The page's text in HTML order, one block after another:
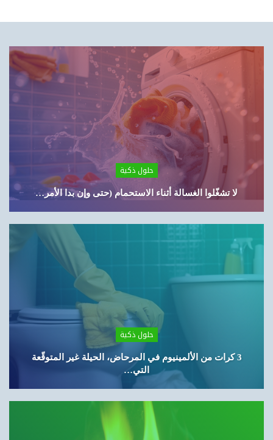
حلول ذكية
لا تشغّلوا الغسالة أثناء الاستحمام (حتى وإن بدا الأمر…
حلول ذكية
3 كرات من الألمينيوم في المرحاض، الحيلة غير المتوقّعة
التي…